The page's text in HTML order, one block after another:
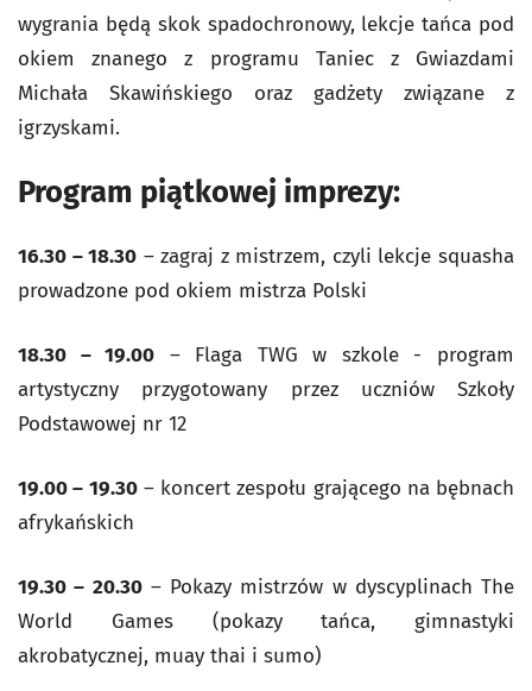
wygrania będą skok spadochronowy, lekcje tańca pod
okiem znanego z programu Taniec z Gwiazdami
Michała Skawińskiego oraz gadżety związane z
igrzyskami.
Program piątkowej imprezy:
16.30 – 18.30 – zagraj z mistrzem, czyli lekcje squasha
prowadzone pod okiem mistrza Polski
18.30 – 19.00 – Flaga TWG w szkole - program
artystyczny przygotowany przez uczniów Szkoły
Podstawowej nr 12
19.00 – 19.30– koncert zespołu grającego na bębnach
afrykańskich
19.30 – 20.30– Pokazy mistrzów w dyscyplinach The
World Games (pokazy tańca, gimnastyki
akrobatycznej, muay thai i sumo)